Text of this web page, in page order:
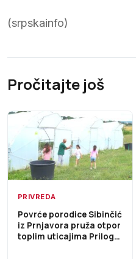
(srpskainfo)
Pročitajte još
PRIVREDA
Povrće porodice Sibinčić
iz Prnjavora pruža otpor
toplim uticajima Prilog